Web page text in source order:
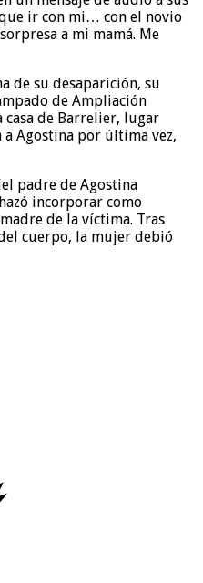
ir con mi… con el novio
a mi mamá. Me
de su desaparición, su
de Ampliación
casa de Barrelier, lugar
Agostina por última vez,
padre de Agostina
incorporar como
de la víctima. Tras
cuerpo, la mujer debió